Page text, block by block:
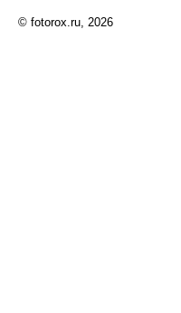
© fotorox.ru, 2026